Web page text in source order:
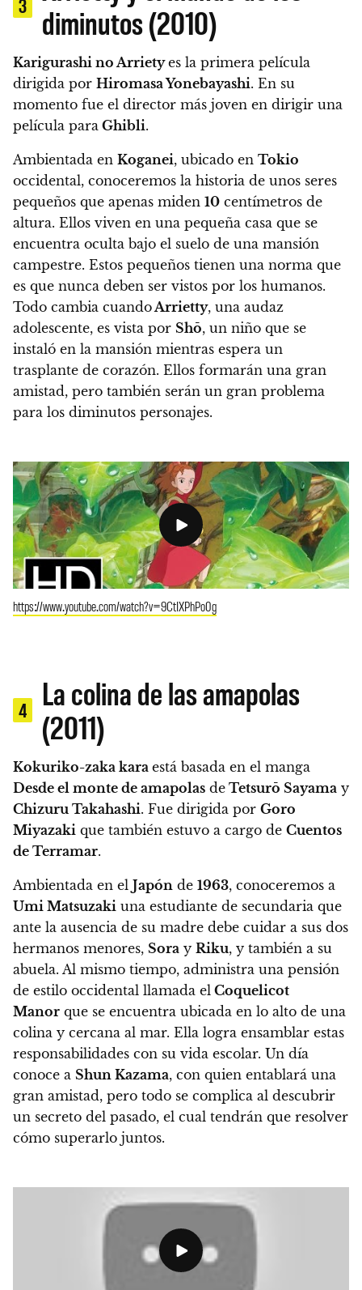
3
diminutos (2010)
Karigurashi no Arrietyes la primera película
dirigida por Hiromasa Yonebayashi. En su
momento fue el director más joven en dirigir una
película para Ghibli.
Ambientada en Koganei, ubicado en Tokio
occidental, conoceremos la historia de unos seres
pequeños que apenas miden 10 centímetros de
altura. Ellos viven en una pequeña casa que se
encuentra oculta bajo el suelo de una mansión
campestre. Estos pequeños tienen una norma que
es que nunca deben ser vistos por los humanos.
Todo cambia cuando Arrietty, una audaz
adolescente, es vista por Shō, un niño que se
instaló en la mansión mientras espera un
trasplante de corazón. Ellos formarán una gran
amistad, pero también serán un gran problema
para los diminutos personajes.
https://www.youtube.com/watch?v=9CtIXPhPo0g
4
La colina de las amapolas
(2011)
Kokuriko-zaka kara está basada en el manga
Desde el monte de amapolas de Tetsurō Sayama y
Chizuru Takahashi. Fue dirigida por Goro
Miyazaki que también estuvo a cargo de Cuentos
de Terramar.
Ambientada en el Japón de 1963, conoceremos a
Umi Matsuzaki una estudiante de secundaria que
ante la ausencia de su madre debe cuidar a sus dos
hermanos menores, Sora y Riku, y también a su
abuela. Al mismo tiempo, administra una pensión
de estilo occidental llamada el Coquelicot
Manor que se encuentra ubicada en lo alto de una
colina y cercana al mar. Ella logra ensamblar estas
responsabilidades con su vida escolar. Un día
conoce a Shun Kazama, con quien entablará una
gran amistad, pero todo se complica al descubrir
un secreto del pasado, el cual tendrán que resolver
cómo superarlo juntos.